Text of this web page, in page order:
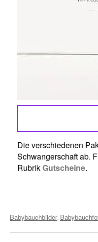
Die verschiedenen
Schwangerschaft ab.
RubrikGutscheine.
Tags:
Babybauchbilder,